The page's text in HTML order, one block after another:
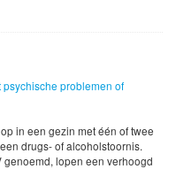
problemen of
in een gezin met één of twee
drugs- of alcoholstoornis.
genoemd, lopen een verhoogd